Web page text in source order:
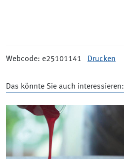
Webcode: e25101141 Drucken
Das könnte Sie auch interessieren: